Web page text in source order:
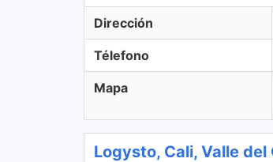
Dirección
Télefono
Mapa
Logysto, Cali, Valle del